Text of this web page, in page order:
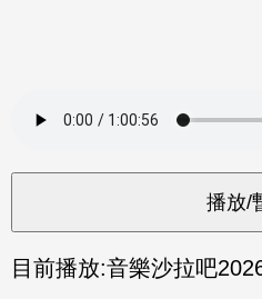
目前播放:音樂沙拉吧